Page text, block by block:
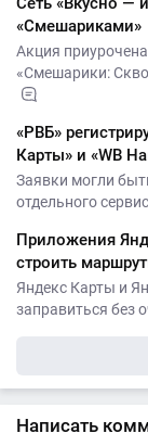
«Смешариками»
Акция
«Смешарики:
«РВБ»
Карты» и «WB
Заявки могли
отдельного
Приложения
строить
Яндекс Карты и
заправиться без
Написать